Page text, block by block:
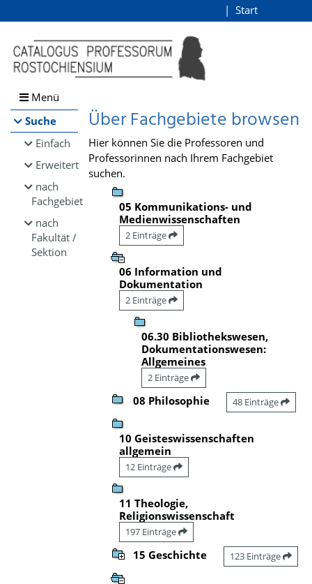
Browsen
direkt zum Inhalt
Start
Menü
Suche
Einfach
Erweitert
nach
Fachgebiet
nach
Fakultät /
Sektion
Über Fachgebiete browsen
Hier können Sie die Professoren und
Professorinnen nach Ihrem Fachgebiet
suchen.
05 Kommunikations- und
Medienwissenschaften
2 Einträge
06 Information und
Dokumentation
2 Einträge
06.30 Bibliothekswesen,
Dokumentationswesen:
Allgemeines
2 Einträge
08 Philosophie 48 Einträge
10 Geisteswissenschaften
allgemein
12 Einträge
11 Theologie,
Religionswissenschaft
197 Einträge
15 Geschichte 123 Einträge